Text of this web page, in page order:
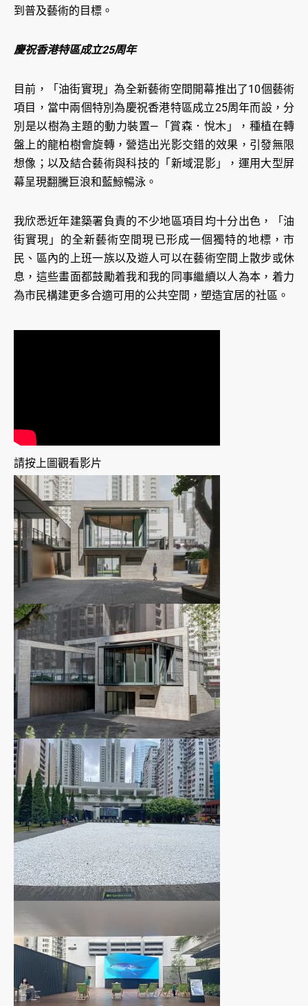
到普及藝術的目標。
慶祝香港特區成立25周年
目前，「油街實現」為全新藝術空間開幕推出了10個藝術
項目，當中兩個特別為慶祝香港特區成立25周年而設，分
別是以樹為主題的動力裝置—「賞森．悅木」，種植在轉
盤上的龍柏樹會旋轉，營造出光影交錯的效果，引發無限
想像；以及結合藝術與科技的「新域混影」，運用大型屏
幕呈現翻騰巨浪和藍鯨暢泳。
我欣悉近年建築署負責的不少地區項目均十分出色，「油
街實現」的全新藝術空間現已形成一個獨特的地標，市
民、區內的上班一族以及遊人可以在藝術空間上散步或休
息，這些畫面都鼓勵着我和我的同事繼續以人為本，着力
為市民構建更多合適可用的公共空間，塑造宜居的社區。
請按上圖觀看影片